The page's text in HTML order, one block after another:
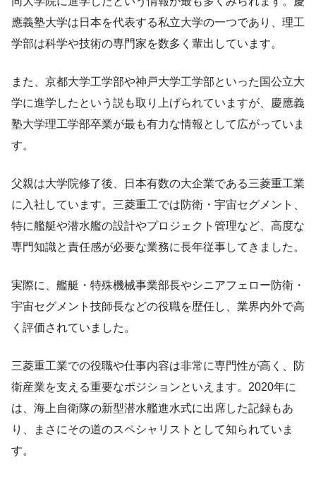
應義塾大学は日本を代表する私立大学の一つであり、理工
学部は科学や技術の専門家を数多く輩出しています。
また、京都大学工学部や神戸大学工学部といった国公立大
学に進学したという説も取り上げられていますが、慶應義
塾大学理工学部卒業が最も有力な情報として広がっていま
す。
父親は大学院修了後、日本有数の大企業である三菱重工業
に入社しています。三菱重工では防衛・宇宙セグメント、
特に艦艇や潜水艦の設計やプロジェクト管理など、高度な
専門知識と責任感が必要な業務に長年従事してきました。
実際に、艦艇・特殊機械事業部長やシニアフェロー防衛・
宇宙セグメント技師長などの役職を歴任し、業界内外で高
く評価されていました。
三菱重工業での役職や仕事内容は非常に専門性が高く、防
衛産業を支える重要なポジションといえます。2020年に
は、海上自衛隊の新型潜水艦進水式に出席した記録もあ
り、まさにその道のスペシャリストとして知られていま
す。